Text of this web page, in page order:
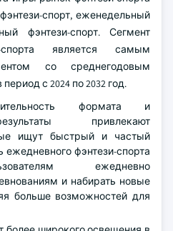
спорт, еженедельный
фэнтези-спорт. Сегмент
спорта является самым
со среднегодовым
с 2024 по 2032 год.
формата и
привлекают
ищут быстрый и частый
ежедневного фэнтези-спорта
ежедневно
и набирать новые
больше возможностей для